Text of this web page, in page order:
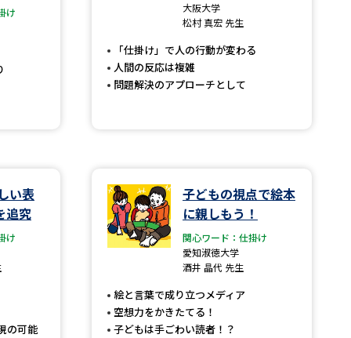
請求
高等学校卒業程度認定試験
認定試験
ーバルに強い大学特集
度特集
（高3生用）
け
大阪大学
松村 真宏 先生
「仕掛け」で人の行動が変わる
人間の反応は複雑
問題解決のアプローチとして
い表
追究
け
の可能
子どもの視点で絵本
に親しもう！
関心ワード：仕掛け
愛知淑徳大学
酒井 晶代 先生
絵と言葉で成り立つメディア
空想力をかきたてる！
子どもは手ごわい読者！？